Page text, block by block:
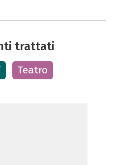
trattati
Teatro